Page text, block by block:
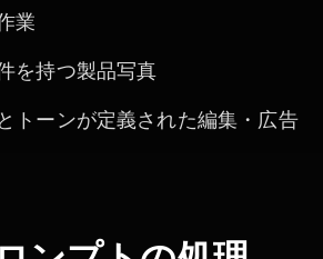
業
を持つ製品写真
トーンが定義された編集・広告